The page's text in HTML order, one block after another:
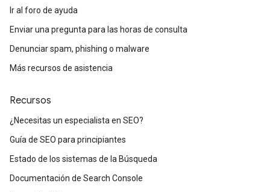
Ir al foro de ayuda
Enviar una pregunta para las horas de consulta
Denunciar spam, phishing o malware
Más recursos de asistencia
Recursos
¿Necesitas un especialista en SEO?
Guía de SEO para principiantes
Estado de los sistemas de la Búsqueda
Documentación de Search Console